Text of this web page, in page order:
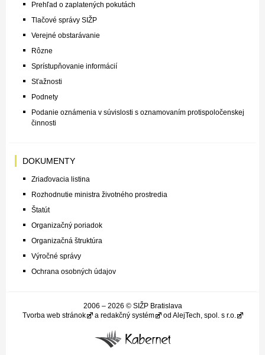
Prehľad o zaplatených pokutách
Tlačové správy SIŽP
Verejné obstarávanie
Rôzne
Sprístupňovanie informácií
Sťažnosti
Podnety
Podanie oznámenia v súvislosti s oznamovaním protispoločenskej
činnosti
DOKUMENTY
Zriaďovacia listina
Rozhodnutie ministra životného prostredia
Štatút
Organizačný poriadok
Organizačná štruktúra
Výročné správy
Ochrana osobných údajov
2006 – 2026 © SIŽP Bratislava
Tvorba web stránok
a redakčný systém od AlejTech, spol. s r.o.